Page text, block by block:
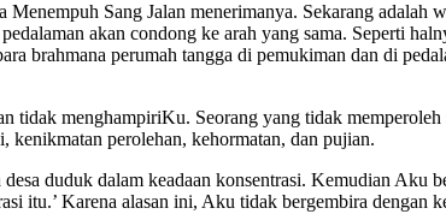
Sang Jalan menerimanya. Sekarang
akan condong ke arah yang sama. Seperti
brahmana perumah tangga di pemukiman dan di
menghampiriKu. Seorang yang tidak memperoleh
perolehan, kehormatan, dan pujian.
duduk dalam keadaan konsentrasi. Kemudian Aku
itu.’ Karena alasan ini, Aku tidak bergembira dengan